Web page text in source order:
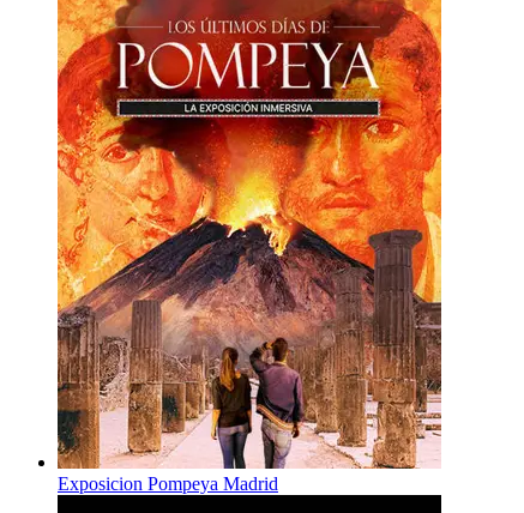
Exposicion Pompeya Madrid